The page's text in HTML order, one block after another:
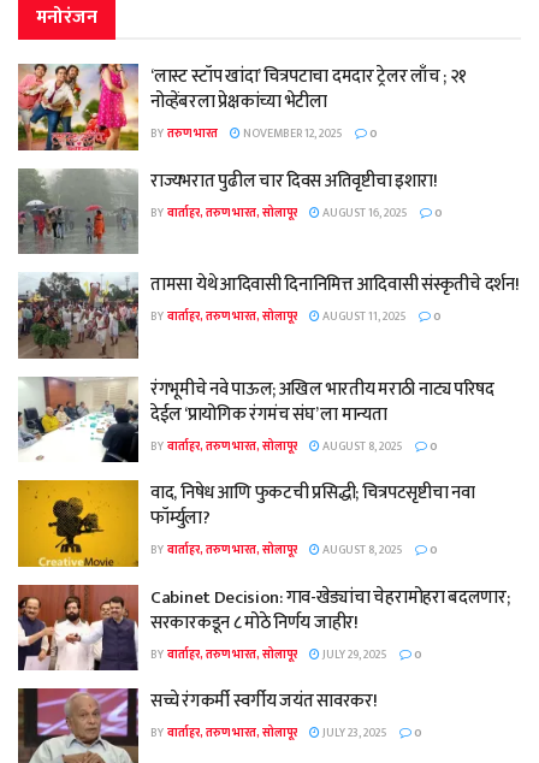
मनोरंजन
‘लास्ट स्टॉप खांदा’ चित्रपटाचा दमदार ट्रेलर लाँच ; २१
नोव्हेंबरला प्रेक्षकांच्या भेटीला
BYतरुण भारत NOVEMBER 12, 2025 0
राज्यभरात पुढील चार दिवस अतिवृष्टीचा इशारा!
BYवार्ताहर, तरुण भारत, सोलापूर AUGUST 16, 2025 0
तामसा येथे आदिवासी दिनानिमित्त आदिवासी संस्कृतीचे दर्शन!
BYवार्ताहर, तरुण भारत, सोलापूर AUGUST 11, 2025 0
रंगभूमीचे नवे पाऊल; अखिल भारतीय मराठी नाट्य परिषद
देईल ‘प्रायोगिक रंगमंच संघ’ ला मान्यता
BYवार्ताहर, तरुण भारत, सोलापूर AUGUST 8, 2025 0
वाद, निषेध आणि फुकटची प्रसिद्धी; चित्रपटसृष्टीचा नवा
फॉर्म्युला?
BYवार्ताहर, तरुण भारत, सोलापूर AUGUST 8, 2025 0
Cabinet Decision: गाव-खेड्यांचा चेहरामोहरा बदलणार;
सरकारकडून ८ मोठे निर्णय जाहीर!
BYवार्ताहर, तरुण भारत, सोलापूर JULY 29, 2025 0
सच्चे रंगकर्मी स्वर्गीय जयंत सावरकर!
BYवार्ताहर, तरुण भारत, सोलापूर JULY 23, 2025 0